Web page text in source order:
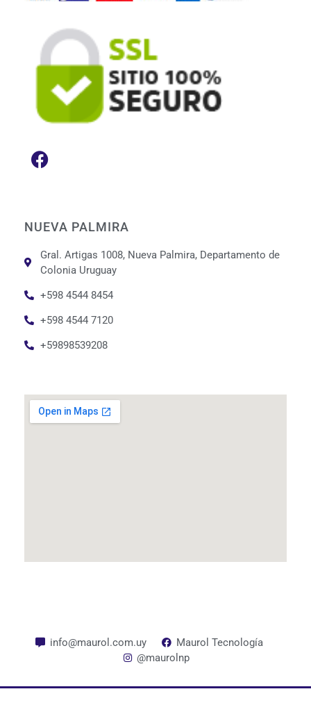
NUEVA PALMIRA
Gral. Artigas 1008, Nueva Palmira, Departamento de
Colonia Uruguay
+598 4544 8454
+598 4544 7120
+59898539208
info@maurol.com.uy
Maurol Tecnología
@maurolnp